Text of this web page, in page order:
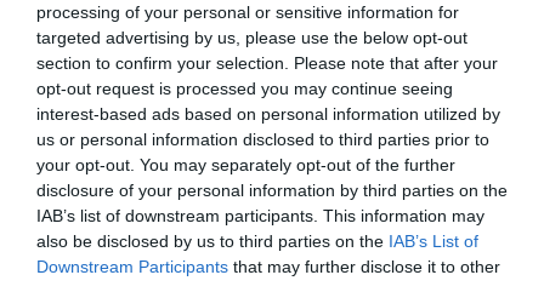
processing of your personal or sensitive information for
targeted advertising by us, please use the below opt-out
section to confirm your selection. Please note that after your
opt-out request is processed you may continue seeing
interest-based ads based on personal information utilized by
us or personal information disclosed to third parties prior to
your opt-out. You may separately opt-out of the further
disclosure of your personal information by third parties on the
IAB’s list of downstream participants. This information may
also be disclosed by us to third parties on the IAB’s List of
Downstream Participants that may further disclose it to other
συνεχίσουν με σουπιές συνοδευμένες από
φρέσκα χόρτα ή γούνες, δηλαδή παχουλά
ψάρια, στεγνωμένα στον ήλιο ή κολιούς
γεμιστούς στο φούρνο, με τρίμματα ψωμιού,
σκόρδο και ρίγανη. Αν είστε κρεατοφάγοι
τότε πρέπει να δοκιμάσετε το κατσικάκι
πατούδο ή έναν κόκορα φρικασέ, με ξερά